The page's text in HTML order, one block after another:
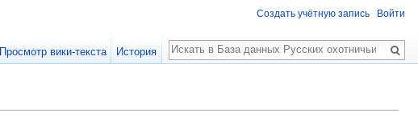
Создать учётную запись Войти
Просмотр вики-текста История
Поиск